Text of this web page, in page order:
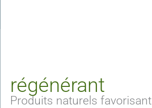
contenu
régénérant
Produits naturels